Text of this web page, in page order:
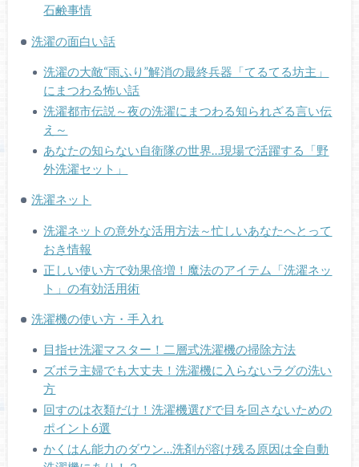
石鹸事情
洗濯の面白い話
洗濯の大敵“雨ふり”解消の最終兵器「てるてる坊主」
にまつわる怖い話
洗濯都市伝説～夜の洗濯にまつわる知られざる言い伝
え～
あなたの知らない自衛隊の世界…現場で活躍する「野
外洗濯セット」
洗濯ネット
洗濯ネットの意外な活用方法～忙しいあなたへとって
おき情報
正しい使い方で効果倍増！魔法のアイテム「洗濯ネッ
ト」の有効活用術
洗濯機の使い方・手入れ
目指せ洗濯マスター！二層式洗濯機の掃除方法
ズボラ主婦でも大丈夫！洗濯機に入らないラグの洗い
方
回すのは衣類だけ！洗濯機選びで目を回さないための
ポイント6選
かくはん能力のダウン…洗剤が溶け残る原因は全自動